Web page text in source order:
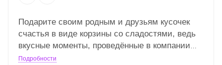
Подарите своим родным и друзьям кусочек
счастья в виде корзины со сладостями, ведь
вкусные моменты, проведённые в компании
любимых людей, ценнее всего!
Подробности